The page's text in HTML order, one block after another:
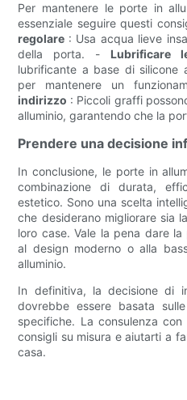
Per mantenere le porte in
essenziale seguire questi
regolare : Usa acqua lieve
della porta. - Lubrificare
lubrificante a base di silicone
per mantenere un
indirizzo : Piccoli graffi
alluminio, garantendo che la
Prendere una decisione
In conclusione, le porte in
combinazione di durata,
estetico. Sono una scelta
che desiderano migliorare sia
loro case. Vale la pena dare
al design moderno o alla
alluminio.
In definitiva, la decisione di
dovrebbe essere basata
specifiche. La consulenza
consigli su misura e aiutarti a
casa.